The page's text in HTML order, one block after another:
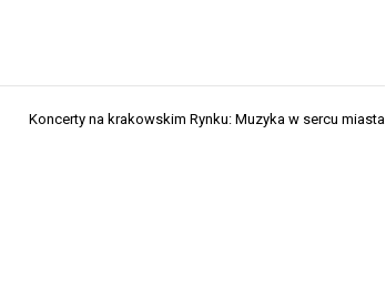
Koncerty na krakowskim Rynku: Muzyka w sercu miasta